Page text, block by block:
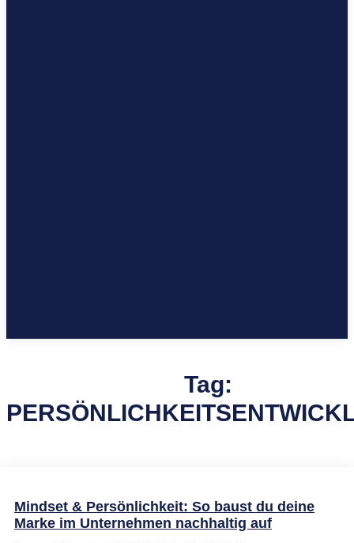
Tag:
Mindset & Persönlichkeit: So baust du deine
Marke im Unternehmen nachhaltig auf